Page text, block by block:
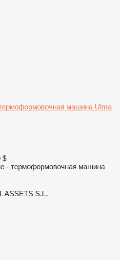
машина Ulma
$
- термоформовочная машина
ASSETS S.L,